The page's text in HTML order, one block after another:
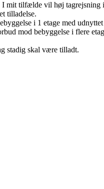
mit tilfælde vil høj tagrejsning
tilladelse.
i 1 etage med
mod bebyggelse i flere
stadig skal være tilladt.